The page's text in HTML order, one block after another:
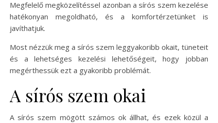
Megfelelő megközelítéssel azonban a sírós szem kezelése
hatékonyan megoldható, és a komfortérzetünket is
javíthatjuk.
Most nézzük meg a sírós szem leggyakoribb okait, tüneteit
és a lehetséges kezelési lehetőségeit, hogy jobban
megérthessük ezt a gyakoribb problémát.
A sírós szem okai
A sírós szem mögött számos ok állhat, és ezek közül a